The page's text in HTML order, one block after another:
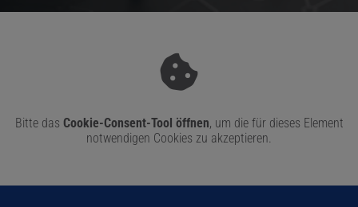
Bitte das Cookie-Consent-Tool öffnen, um die für dieses Element
notwendigen Cookies zu akzeptieren.